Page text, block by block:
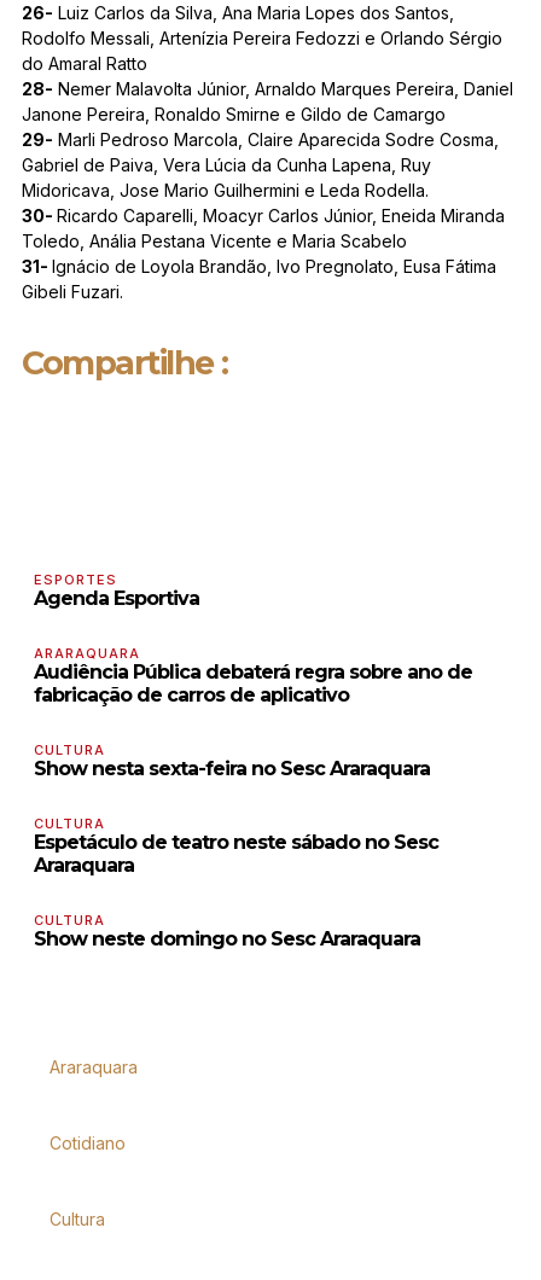
26- Luiz Carlos da Silva, Ana Maria Lopes dos Santos,
Rodolfo Messali, Artenízia Pereira Fedozzi e Orlando Sérgio
do Amaral Ratto
28- Nemer Malavolta Júnior, Arnaldo Marques Pereira, Daniel
Janone Pereira, Ronaldo Smirne e Gildo de Camargo
29- Marli Pedroso Marcola, Claire Aparecida Sodre Cosma,
Gabriel de Paiva, Vera Lúcia da Cunha Lapena, Ruy
Midoricava, Jose Mario Guilhermini e Leda Rodella.
30- Ricardo Caparelli, Moacyr Carlos Júnior, Eneida Miranda
Toledo, Anália Pestana Vicente e Maria Scabelo
31- Ignácio de Loyola Brandão, Ivo Pregnolato, Eusa Fátima
Gibeli Fuzari.
Compartilhe :
ESPORTES
Agenda Esportiva
ARARAQUARA
Audiência Pública debaterá regra sobre ano de
fabricação de carros de aplicativo
CULTURA
Show nesta sexta-feira no Sesc Araraquara
CULTURA
Espetáculo de teatro neste sábado no Sesc
Araraquara
CULTURA
Show neste domingo no Sesc Araraquara
Araraquara
Cotidiano
Cultura